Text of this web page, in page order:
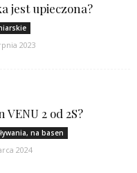
jest upieczona?
2023
2 od 2S?
na basen
2024